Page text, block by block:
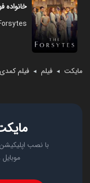
مایکت ◄ فیلم ◄ فیلم کمدی
خانواده
با نصب